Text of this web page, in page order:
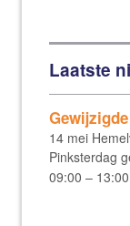
Laatste
14 mei
Pinksterdag
09:00 – 13:00